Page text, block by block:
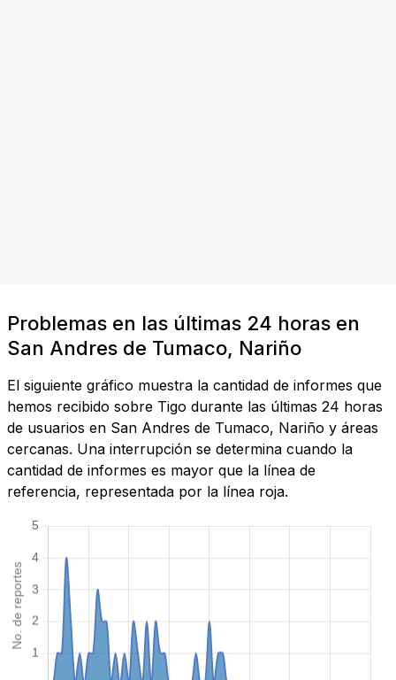
Problemas en las últimas 24 horas en
San Andres de Tumaco, Nariño
El siguiente gráfico muestra la cantidad de informes que
hemos recibido sobre Tigo durante las últimas 24 horas
de usuarios en San Andres de Tumaco, Nariño y áreas
cercanas. Una interrupción se determina cuando la
cantidad de informes es mayor que la línea de
referencia, representada por la línea roja.